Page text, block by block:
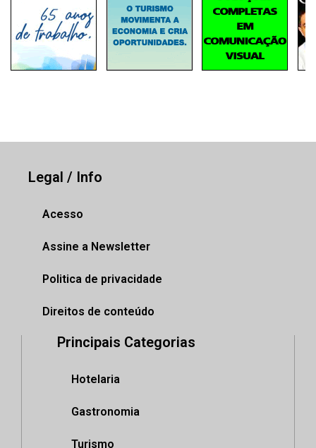
Legal / Info
Acesso
Assine a Newsletter
Politica de privacidade
Direitos de conteúdo
Principais Categorias
Hotelaria
Gastronomia
Turismo